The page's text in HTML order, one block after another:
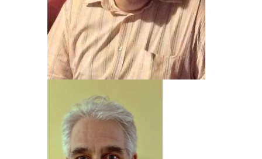
Unser Mann, wenn's um Rock geht!